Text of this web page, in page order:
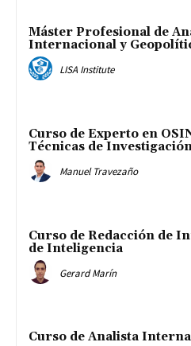
Máster Profesional de
Internacional y
LISA Institute
Curso de Experto en
Técnicas de
Manuel Travezaño
Curso de Redacción de
de Inteligencia
Gerard Marín
Curso de Analista